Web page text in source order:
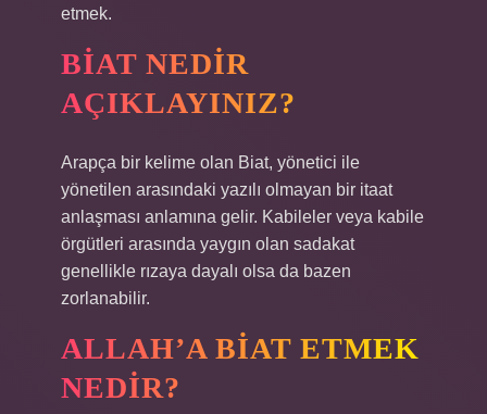
etmek.
BIAT NEDIR
AÇIKLAYINIZ?
Arapça bir kelime olan Biat, yönetici ile
yönetilen arasındaki yazılı olmayan bir itaat
anlaşması anlamına gelir. Kabileler veya kabile
örgütleri arasında yaygın olan sadakat
genellikle rızaya dayalı olsa da bazen
zorlanabilir.
ALLAH’A BIAT ETMEK
NEDIR?